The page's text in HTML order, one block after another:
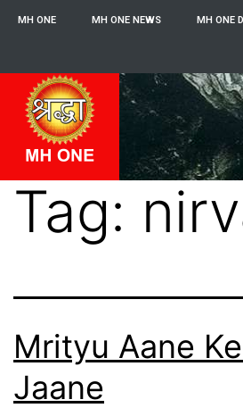
MH ONE MH ONE NEWS MH ONE
Tag:
Mrityu Aane
Jaane